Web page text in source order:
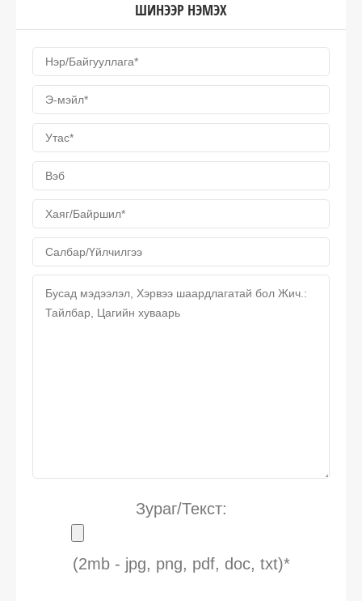
ШИНЭЭР НЭМЭХ
Зураг/Текст:
(2mb - jpg, png, pdf, doc, txt)*